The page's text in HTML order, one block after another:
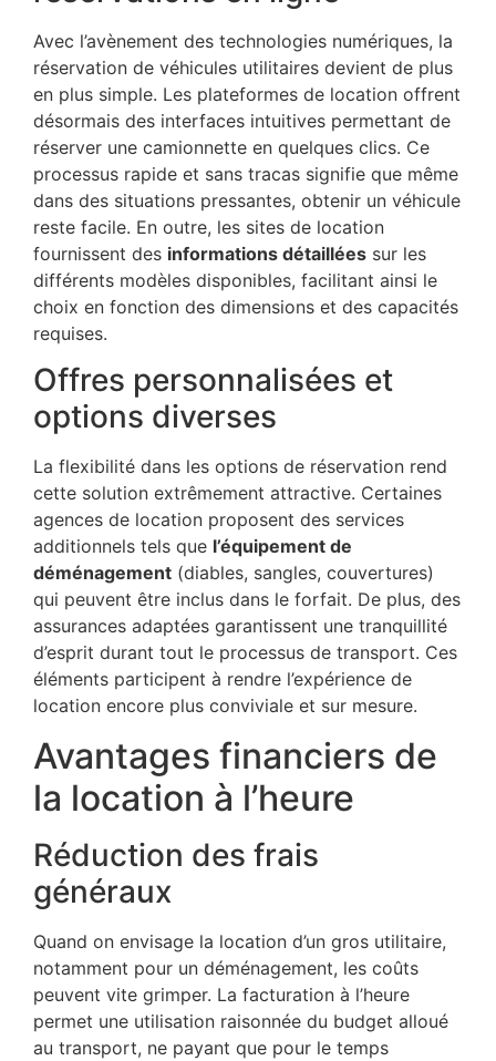
Avec l’avènement des technologies numériques, la
réservation de véhicules utilitaires devient de plus
en plus simple. Les plateformes de location offrent
désormais des interfaces intuitives permettant de
réserver une camionnette en quelques clics. Ce
processus rapide et sans tracas signifie que même
dans des situations pressantes, obtenir un véhicule
reste facile. En outre, les sites de location
fournissent des informations détaillées sur les
différents modèles disponibles, facilitant ainsi le
choix en fonction des dimensions et des capacités
requises.
Offres personnalisées et
options diverses
La flexibilité dans les options de réservation rend
cette solution extrêmement attractive. Certaines
agences de location proposent des services
additionnels tels que l’équipement de
déménagement (diables, sangles, couvertures)
qui peuvent être inclus dans le forfait. De plus, des
assurances adaptées garantissent une tranquillité
d’esprit durant tout le processus de transport. Ces
éléments participent à rendre l’expérience de
location encore plus conviviale et sur mesure.
Avantages financiers de
la location à l’heure
Réduction des frais
généraux
Quand on envisage la location d’un gros utilitaire,
notamment pour un déménagement, les coûts
peuvent vite grimper. La facturation à l’heure
permet une utilisation raisonnée du budget alloué
au transport, ne payant que pour le temps